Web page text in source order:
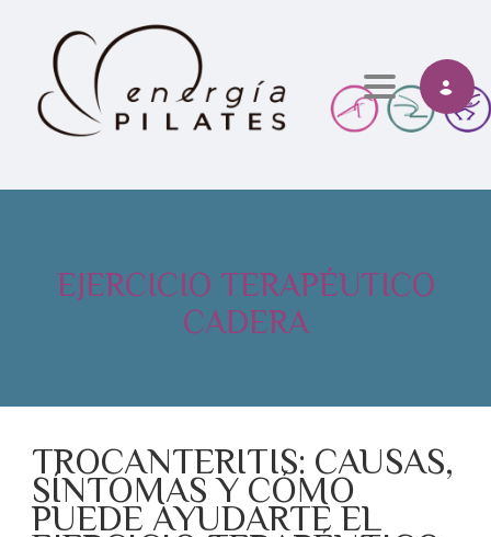
Toggle
EJERCICIO TERAPÉUTICO
CADERA
TROCANTERITIS: CAUSAS,
SÍNTOMAS Y CÓMO
PUEDE AYUDARTE EL